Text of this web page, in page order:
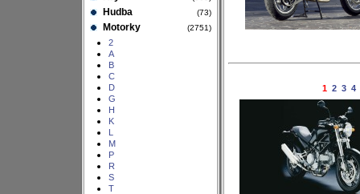
Hudba (73)
Motorky (2751)
2
A
B
C
D
G
H
K
L
M
P
R
S
T
1 2 3 4